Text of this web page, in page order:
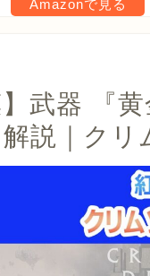
Amazonで見る
】武器 『
説｜ク